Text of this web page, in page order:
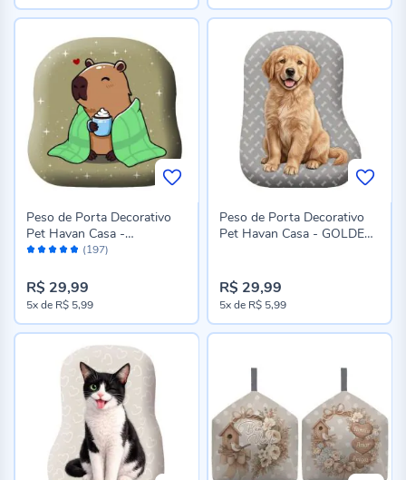
Avaliação: (197)
Peso de Porta Decorativo
Pet Havan Casa -
CAPIVARA INVERNO
R$ 29,99
5xde R$ 5,99
Peso de Porta Decorativo
Pet Havan Casa - GOLDEN
R$ 29,99
5xde R$ 5,99